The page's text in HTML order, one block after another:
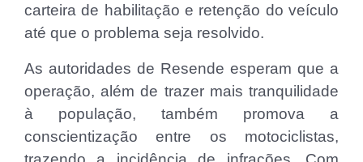
carteira de habilitação e retenção do veículo
até que o problema seja resolvido.
As autoridades de Resende esperam que a
operação, além de trazer mais tranquilidade
à população, também promova a
conscientização entre os motociclistas,